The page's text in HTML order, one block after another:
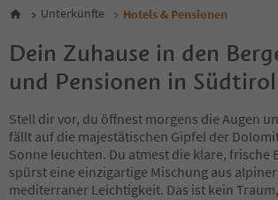
6
8
9
10
12
13
14
15
16
Unterkünfte Hotels & Pensionen
Dein Zuhause in den
und Pensionen in Südtirol
Stell dir vor, du öffnest morgens die Augen
fällt auf die majestätischen Gipfel der
Sonne leuchten. Du atmest die klare, frische
spürst eine einzigartige Mischung aus
mediterraner Leichtigkeit. Das ist kein